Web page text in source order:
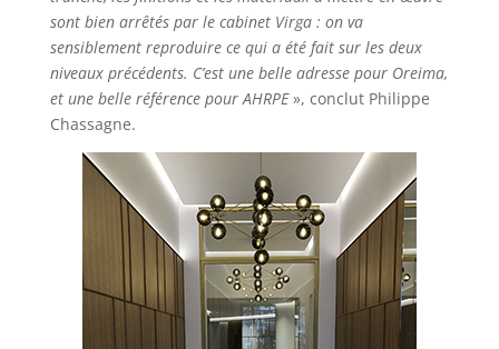
sont bien arrêtés par le cabinet Virga : on va
sensiblement reproduire ce qui a été fait sur les deux
niveaux précédents. C’est une belle adresse pour Oreima,
et une belle référence pour AHRPE», conclut Philippe
Chassagne.